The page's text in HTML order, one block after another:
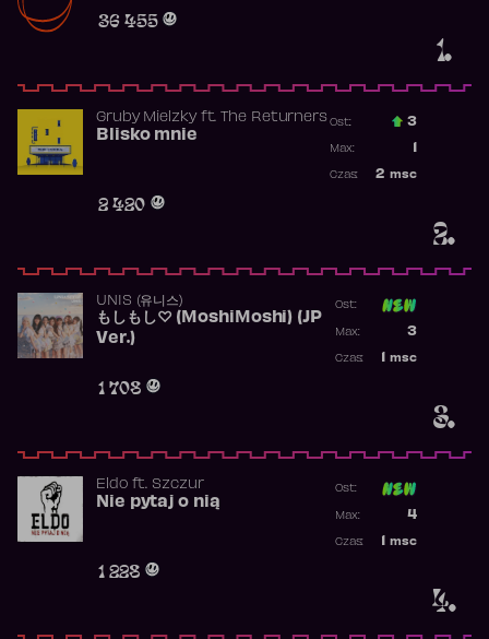
1.
36 455
2.
Gruby Mielzkyft. The Returners
Blisko mnie
2 420
Ost.: 3
Max:
2 msc
Czas:
3.
UNIS (유니스)
もしもし♡ (MoshiMoshi) (JP
Ver.)
1 708
Ost:
3
Max:
msc
Czas:
4.
Eldoft. Szczur
Nie pytaj o nią
1 228
Ost:
4
Max:
msc
Czas: